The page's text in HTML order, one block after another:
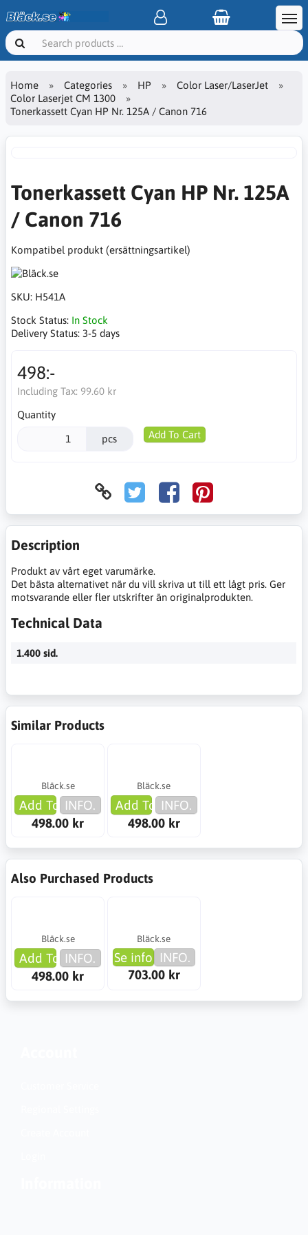
Home Categories HP
Color Laser/LaserJet
Color Laserjet CM 1300
Tonerkassett Cyan HP Nr. 125A / Canon 716
Tonerkassett Cyan HP Nr. 125A
/ Canon 716
Kompatibel produkt (ersättningsartikel)
SKU: H541A
Stock Status: In Stock
Delivery Status: 3-5 days
498:-
Including Tax: 99.60 kr
Quantity
pcs Add To Cart
Description
Produkt av vårt eget varumärke.
Det bästa alternativet när du vill skriva ut till ett lågt pris. Ger
motsvarande eller fler utskrifter än originalprodukten.
Technical Data
1.400 sid.
Similar Products
Bläck.se
Add To Cart
INFO.
498.00 kr
Bläck.se
Add To Cart
INFO.
498.00 kr
Also Purchased Products
Bläck.se
Add To Cart
INFO.
498.00 kr
Bläck.se
Se info INFO.
703.00 kr